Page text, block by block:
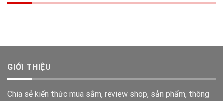
GIỚI THIỆU
Chia sẻ kiến thức mua sắm, review shop, sản phẩm, thông